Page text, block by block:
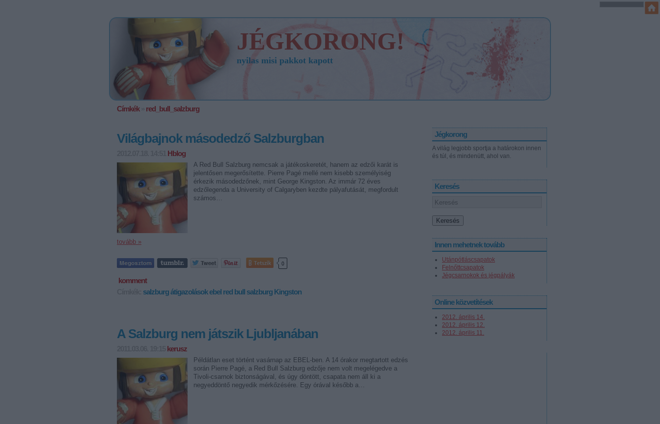
JÉGKORONG!
nyilas misi pakkot kapott
Jégkorong
A világ legjobb sportja a határokon innen
és túl, és mindenütt, ahol van.
Keresés
Innen mehetnek tovább
Utánpótláscsapatok
Felnőttcsapatok
Jégcsarnokok és jégpályák
Online közvetítések
2012. április 14.
2012. április 12.
2012. április 11.
Címkék» red_bull_salzburg
Világbajnok másodedző Salzburgban
Hblog
A Red Bull Salzburg nemcsak a játékoskeretét, hanem az edzői karát is
jelentősen megerősítette. Pierre Pagé mellé nem kisebb személyiség
érkezik másodedzőnek, mint George Kingston. Az immár 72 éves
edzőlegenda a University of Calgaryben kezdte pályafutását, megfordult
számos…
tovább »
Tetszik 0
komment
salzburgátigazolások ebel red bull salzburg Kingston
A Salzburg nem játszik Ljubljanában
kerusz
Példátlan eset történt vasárnap az EBEL-ben. A 14 órakor megtartott edzés
során Pierre Pagé, a Red Bull Salzburg edzője nem volt megelégedve a
Tivoli-csarnok biztonságával, és úgy döntött, csapata nem áll ki a
negyeddöntő negyedik mérkőzésére. Egy órával később a…